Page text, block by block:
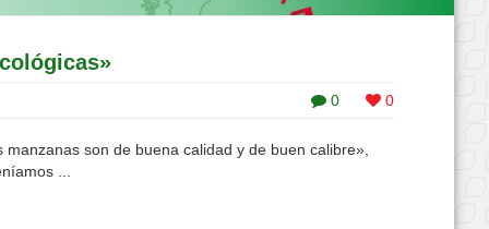
0 0
son de buena calidad y de buen calibre»,
...